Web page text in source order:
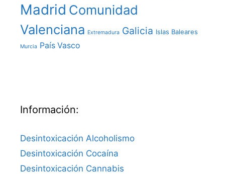
Madrid Comunidad
Valenciana Extremadura Galicia Islas Baleares
Murcia País Vasco
Información:
Desintoxicación Alcoholismo
Desintoxicación Cocaína
Desintoxicación Cannabis